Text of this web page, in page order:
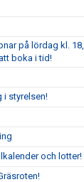
på lördag kl. 18,
boka i tid!
i styrelsen!
och lotter!